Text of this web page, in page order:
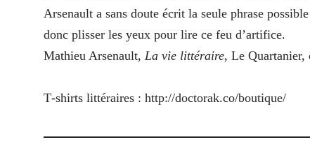
Arsenault a sans doute écrit la seule phrase
donc plisser les yeux pour lire ce feu d’artifice.
Mathieu Arsenault, La vie littéraire, Le
T‑shirts littéraires : http://​doctorak​.co/​b​o​u​t​i​q​ue/